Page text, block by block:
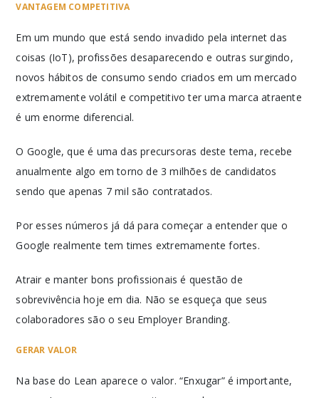
VANTAGEM COMPETITIVA
Em um mundo que está sendo invadido pela internet das
coisas (IoT), profissões desaparecendo e outras surgindo,
novos hábitos de consumo sendo criados em um mercado
extremamente volátil e competitivo ter uma marca atraente
é um enorme diferencial.
O Google, que é uma das precursoras deste tema, recebe
anualmente algo em torno de 3 milhões de candidatos
sendo que apenas 7 mil são contratados.
Por esses números já dá para começar a entender que o
Google realmente tem times extremamente fortes.
Atrair e manter bons profissionais é questão de
sobrevivência hoje em dia. Não se esqueça que seus
colaboradores são o seu Employer Branding.
GERAR VALOR
Na base do Lean aparece o valor. “Enxugar” é importante,